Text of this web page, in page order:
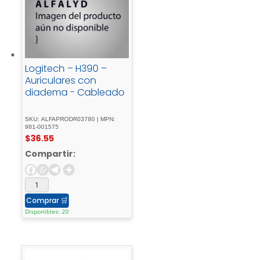
Logitech – H390 –
Auriculares con
diadema - Cableado
SKU: ALFAPRODR03780 | MPN:
981-001575
$36.55
Compartir:
Comprar 🛒
Disponibles: 20